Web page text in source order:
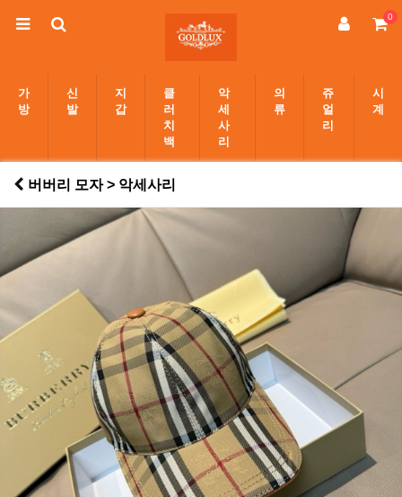
0
가
방
신
발
지
갑
클
러
치
백
악
세
사
리
의
류
쥬
얼
리
시
계
버버리 모자 > 악세사리